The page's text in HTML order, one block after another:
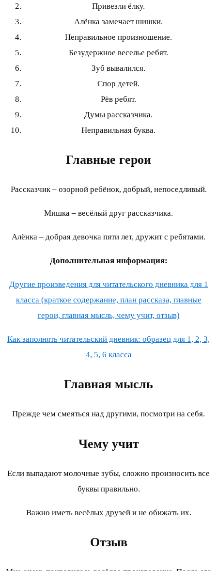
Привезли ёлку.
Алёнка замечает шишки.
Неправильное произношение.
Безудержное веселье ребят.
Зуб вывалился.
Спор детей.
Рёв ребят.
Думы рассказчика.
Неправильная буква.
Главные герои
Рассказчик – озорной ребёнок, добрый, непоседливый.
Мишка – весёлый друг рассказчика.
Алёнка – добрая девочка пяти лет, дружит с ребятами.
Дополнительная информация:
Другие произведения для читательского дневника для 1
класса (краткое содержание, план рассказа, главные
герои, главная мысль, чему учит, отзыв)
Как заполнять читательский дневник: образец для 1, 2, 3,
4, 5, 6 класса
Главная мысль
Прежде чем смеяться над другими, посмотри на себя.
Чему учит
Если выпадают молочные зубы, сложно произносить все
буквы правильно.
Важно иметь весёлых друзей и не обижать их.
Отзыв